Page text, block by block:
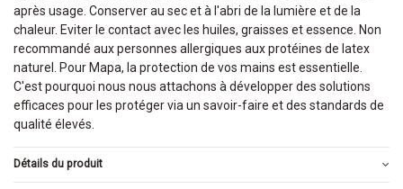
après usage. Conserver au sec et à l'abri de la lumière et de la
chaleur. Eviter le contact avec les huiles, graisses et essence. Non
recommandé aux personnes allergiques aux protéines de latex
naturel. Pour Mapa, la protection de vos mains est essentielle.
C'est pourquoi nous nous attachons à développer des solutions
efficaces pour les protéger via un savoir-faire et des standards de
qualité élevés.
Détails du produit